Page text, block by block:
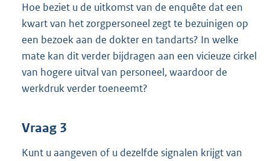
Hoe beziet u de uitkomst van de enquête dat een
kwart van het zorgpersoneel zegt te bezuinigen op
een bezoek aan de dokter en tandarts? In welke
mate kan dit verder bijdragen aan een vicieuze cirkel
van hogere uitval van personeel, waardoor de
werkdruk verder toeneemt?
Vraag 3
Kunt u aangeven of u dezelfde signalen krijgt van